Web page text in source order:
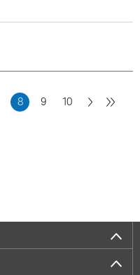
8 9 10